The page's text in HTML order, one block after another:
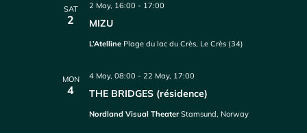
SAT
2 MIZU
2 May, 16:00 - 17:00
L’Atelline Plage du lac du Crès, Le Crès (34)
MON
4 THE BRIDGES (résidence)
4 May, 08:00 -22 May, 17:00
Nordland Visual TheaterStamsund, Norway